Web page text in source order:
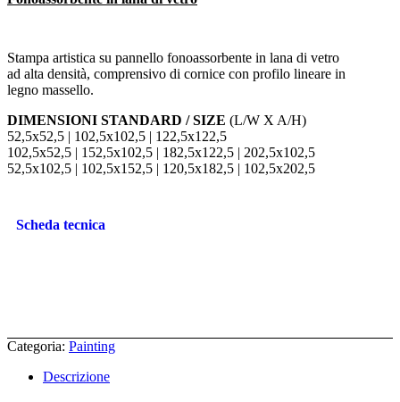
Stampa artistica su pannello fonoassorbente in lana di vetro
ad alta densità, comprensivo di cornice con profilo lineare in
legno massello.
DIMENSIONI STANDARD / SIZE (L/W X A/H)
52,5x52,5 | 102,5x102,5 | 122,5x122,5
102,5x52,5 | 152,5x102,5 | 182,5x122,5 | 202,5x102,5
52,5x102,5 | 102,5x152,5 | 120,5x182,5 | 102,5x202,5
Scheda tecnica
Categoria: Painting
Descrizione